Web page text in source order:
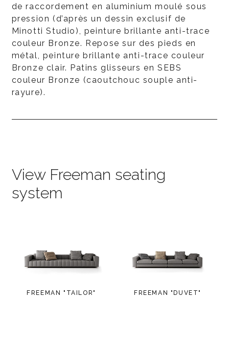
de raccordement en aluminium moulé sous
pression (d’après un dessin exclusif de
Minotti Studio), peinture brillante anti-trace
couleur Bronze. Repose sur des pieds en
métal, peinture brillante anti-trace couleur
Bronze clair. Patins glisseurs en SEBS
couleur Bronze (caoutchouc souple anti-
rayure).
View Freeman seating
system
FREEMAN "TAILOR" FREEMAN "DUVET"